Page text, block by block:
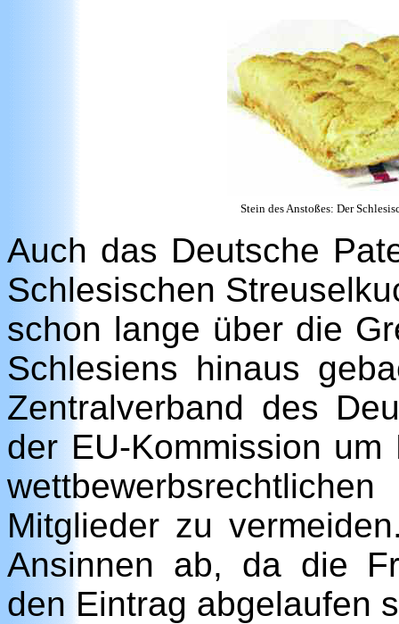
Stein des Anstoßes: Der
Auch das Deutsche
Schlesischen
schon lange über die
Schlesiens hinaus
Zentralverband des
der EU-Kommission
Mitglieder zu
Ansinnen ab, da die
den Eintrag abgelaufen